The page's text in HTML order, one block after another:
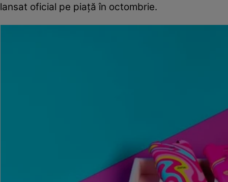
lansat oficial pe piață în octombrie.